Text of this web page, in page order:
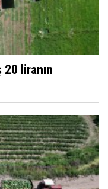
liranın